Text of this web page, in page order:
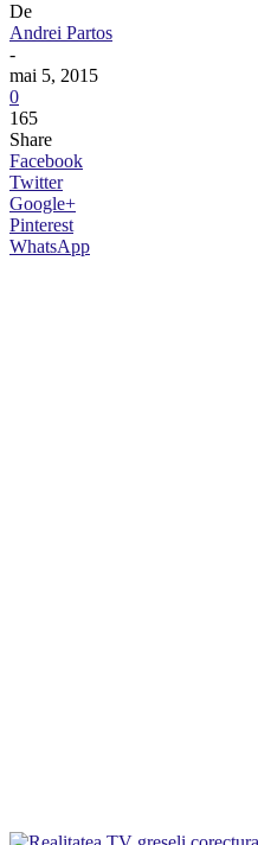
De
Andrei Partos
-
mai 5, 2015
0
165
Share
Facebook
Twitter
Google+
Pinterest
WhatsApp